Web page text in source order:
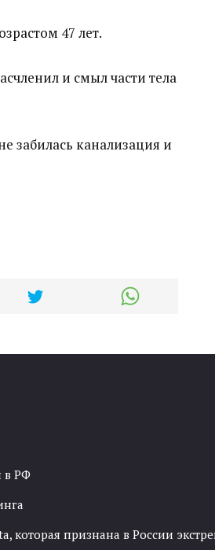
47 лет.
и смыл части тела
забилась канализация и
в РФ
признана в России